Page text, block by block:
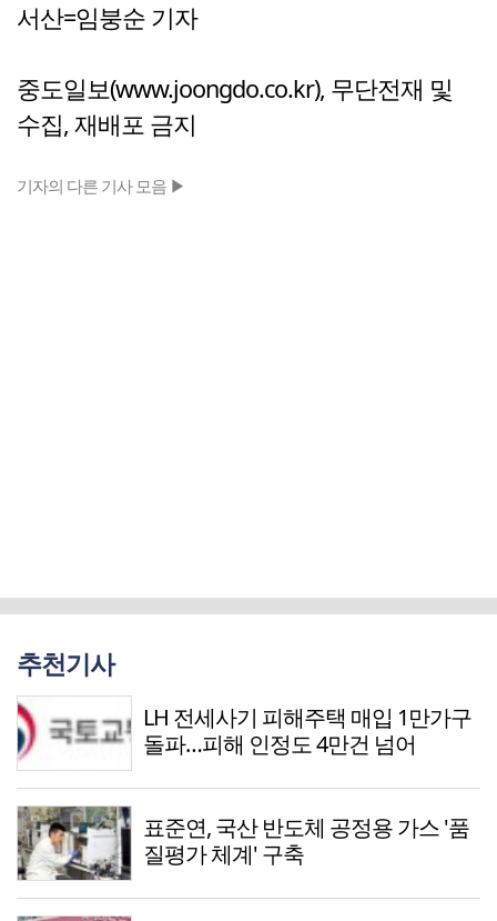
서산=임붕순 기자
중도일보(www.joongdo.co.kr), 무단전재 및
수집, 재배포 금지
기자의 다른 기사 모음 ▶
추천기사
LH 전세사기 피해주택 매입 1만가구
돌파…피해 인정도 4만건 넘어
표준연, 국산 반도체 공정용 가스 '품
질평가 체계' 구축